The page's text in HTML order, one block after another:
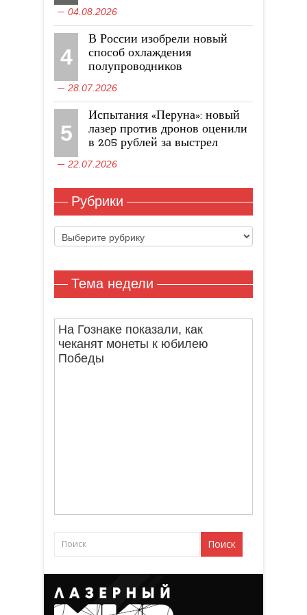
04.08.2026
4
В России изобрели новый
способ охлаждения
полупроводников
28.07.2026
5
Испытания «Перуна»: новый
лазер против дронов оценили
в 205 рублей за выстрел
22.07.2026
Рубрики
Рубрики
Тема недели
На Гознаке показали, как
чеканят монеты к юбилею
Победы